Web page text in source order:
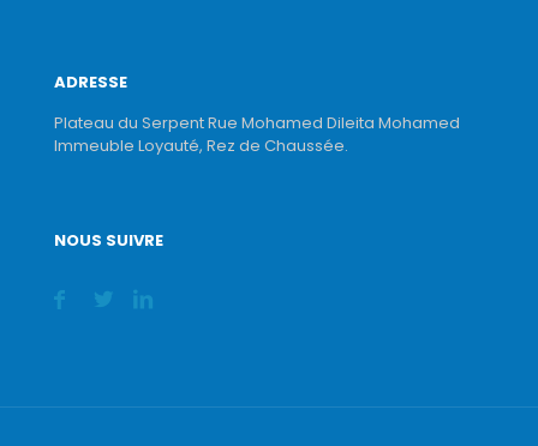
ADRESSE
Plateau du Serpent Rue Mohamed Dileita Mohamed
Immeuble Loyauté, Rez de Chaussée.
NOUS SUIVRE